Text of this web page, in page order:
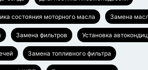
состояния моторного масла Замена
Замена фильтров Установка
Замена топливного фильтра